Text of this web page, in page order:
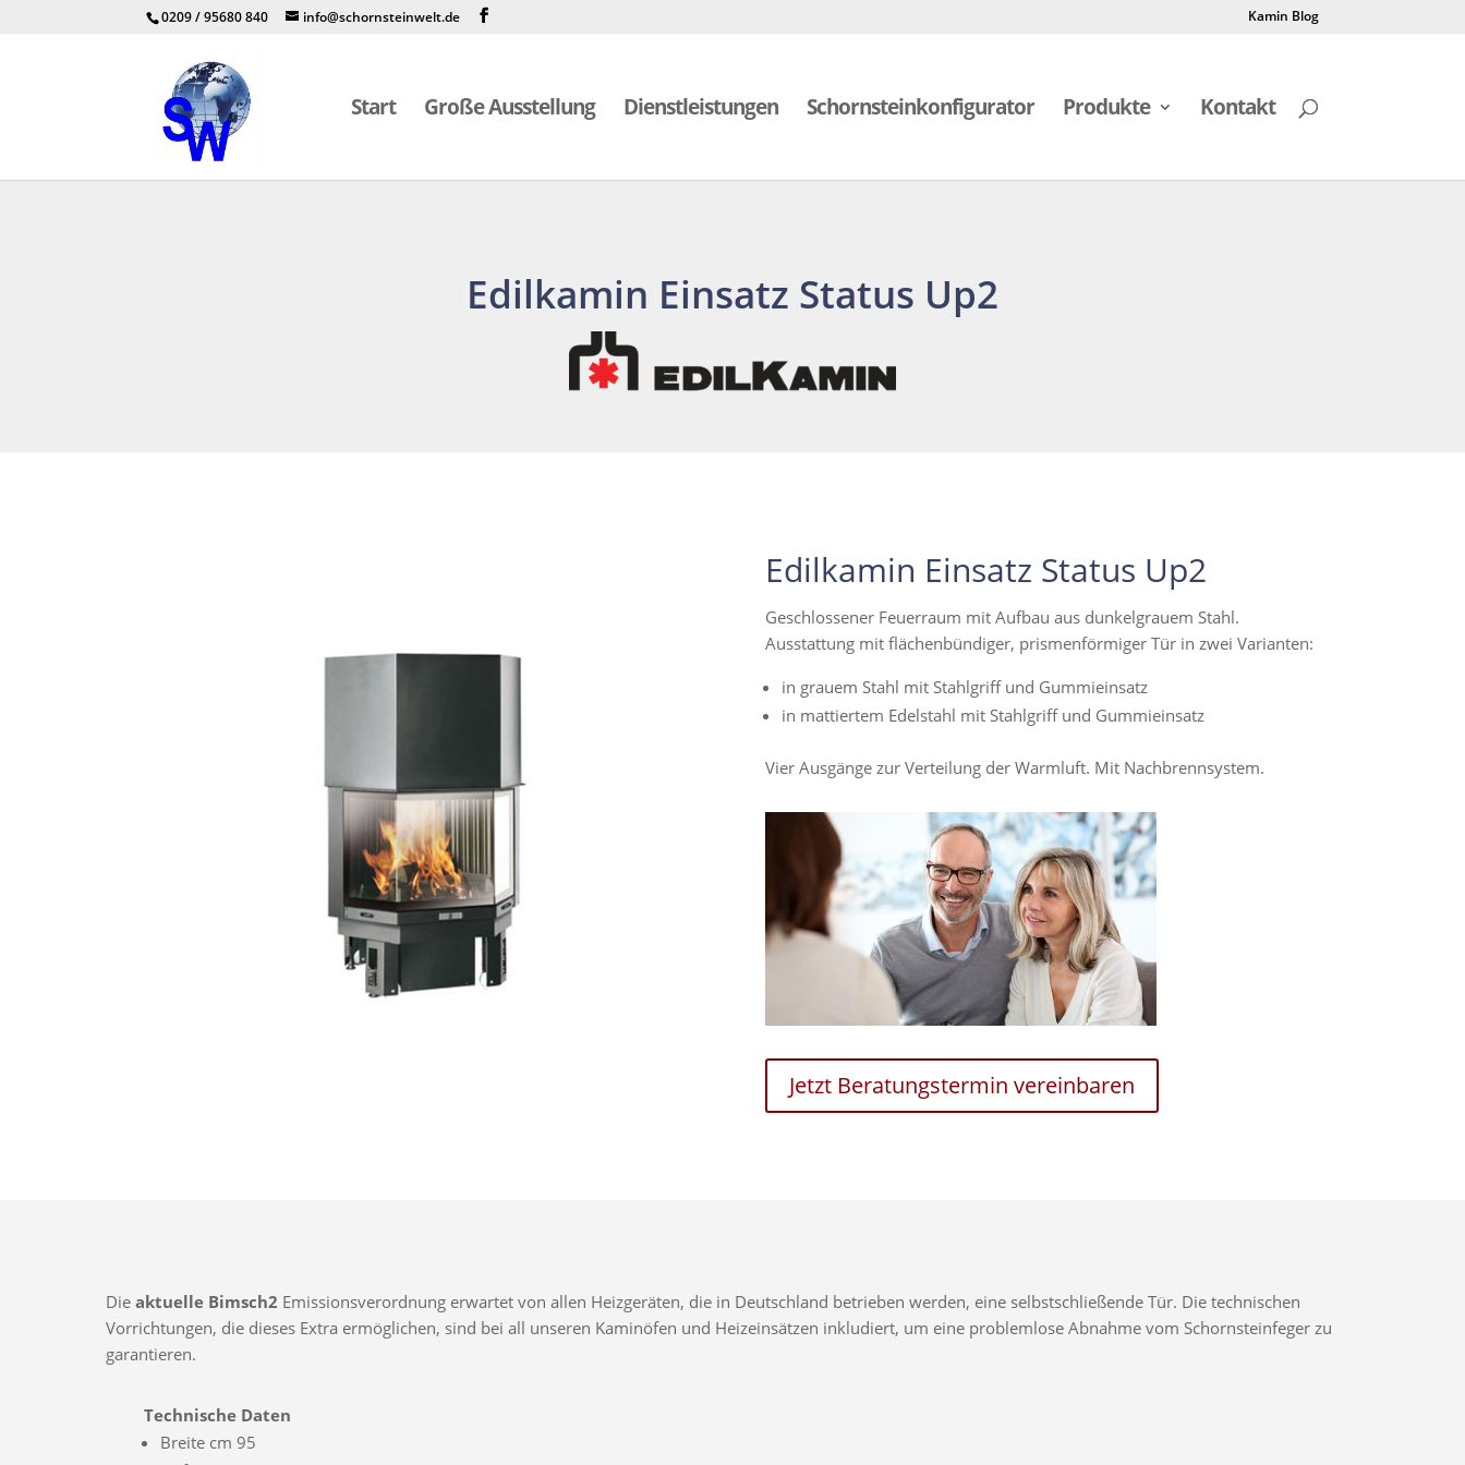
0209 / 95680 840 info@schornsteinwelt.de Kamin Blog
Start Große Ausstellung Dienstleistungen Schornsteinkonfigurator Produkte Kontakt
Edilkamin Einsatz Status Up2
Edilkamin Einsatz Status Up2
Geschlossener Feuerraum mit Aufbau aus dunkelgrauem Stahl.
Ausstattung mit flächenbündiger, prismenförmiger Tür in zwei Varianten:
in grauem Stahl mit Stahlgriff und Gummieinsatz
in mattiertem Edelstahl mit Stahlgriff und Gummieinsatz
Vier Ausgänge zur Verteilung der Warmluft. Mit Nachbrennsystem.
Jetzt Beratungstermin vereinbaren
Die aktuelle Bimsch2 Emissionsverordnung erwartet von allen Heizgeräten, die in Deutschland betrieben werden, eine selbstschließende Tür. Die technischen
Vorrichtungen, die dieses Extra ermöglichen, sind bei all unseren Kaminöfen und Heizeinsätzen inkludiert, um eine problemlose Abnahme vom Schornsteinfeger zu
garantieren.
Technische Daten
Breite cm 95